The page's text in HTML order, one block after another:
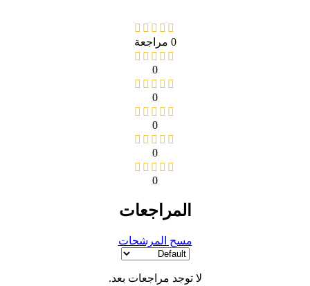
0 مراجعة
0
0
0
0
0
المراجعات
مسح المرشحات
لا توجد مراجعات بعد.